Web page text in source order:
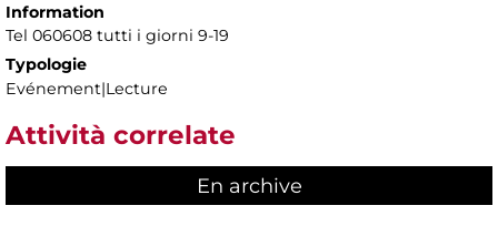
Information
Tel 060608 tutti i giorni 9-19
Typologie
Evénement|Lecture
Attività correlate
En archive